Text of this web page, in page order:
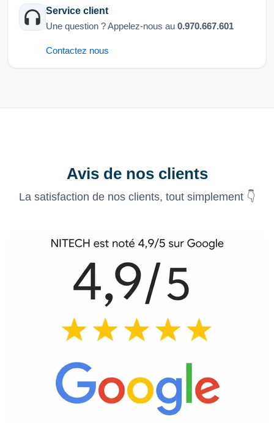
Service client
Une question ? Appelez-nous au 0.970.667.601
Contactez nous
Avis de nos clients
La satisfaction de nos clients, tout simplement 👇